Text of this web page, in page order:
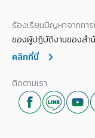
ร้องเรียนปัญหาจากการ
ของผู้ปฏิบัติงานของสำ
คลิกที่นี่
ติดตามเรา